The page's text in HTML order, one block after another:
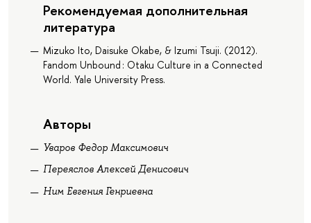
Рекомендуемая дополнительная
литература
Mizuko Ito, Daisuke Okabe, & Izumi Tsuji. (2012).
Fandom Unbound : Otaku Culture in a Connected
World. Yale University Press.
Авторы
Уваров Федор Максимович
Переяслов Алексей Денисович
Ним Евгения Генриевна